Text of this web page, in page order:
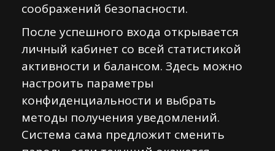
соображений безопасности.
После успешного входа открывается
личный кабинет со всей статистикой
активности и балансом. Здесь можно
настроить параметры
конфиденциальности и выбрать
методы получения уведомлений.
Система сама предложит сменить